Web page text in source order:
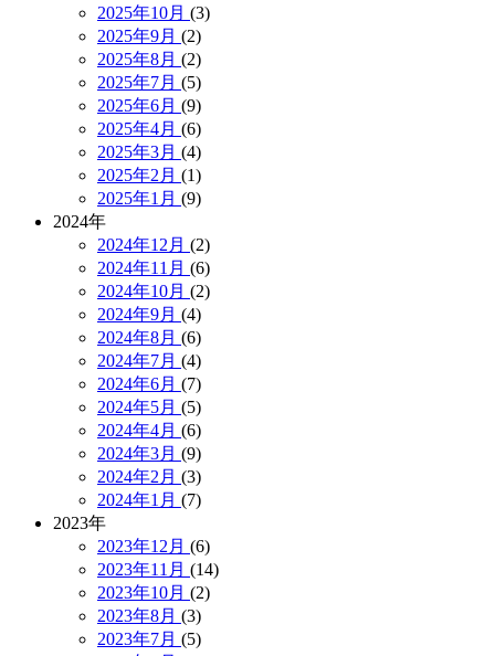
2025年10月 (3)
2025年9月 (2)
2025年8月 (2)
2025年7月 (5)
2025年6月 (9)
2025年4月 (6)
2025年3月 (4)
2025年2月 (1)
2025年1月 (9)
2024年
2024年12月 (2)
2024年11月 (6)
2024年10月 (2)
2024年9月 (4)
2024年8月 (6)
2024年7月 (4)
2024年6月 (7)
2024年5月 (5)
2024年4月 (6)
2024年3月 (9)
2024年2月 (3)
2024年1月 (7)
2023年
2023年12月 (6)
2023年11月 (14)
2023年10月 (2)
2023年8月 (3)
2023年7月 (5)